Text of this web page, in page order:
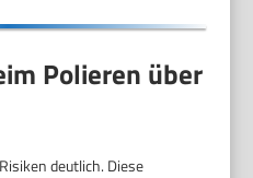
Polieren über
deutlich. Diese